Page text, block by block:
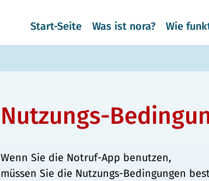
Start-Seite Was ist nora? Wie
Nutzungs-
Wenn Sie die Notruf-App benutzen,
müssen Sie die Nutzungs-Bedingungen